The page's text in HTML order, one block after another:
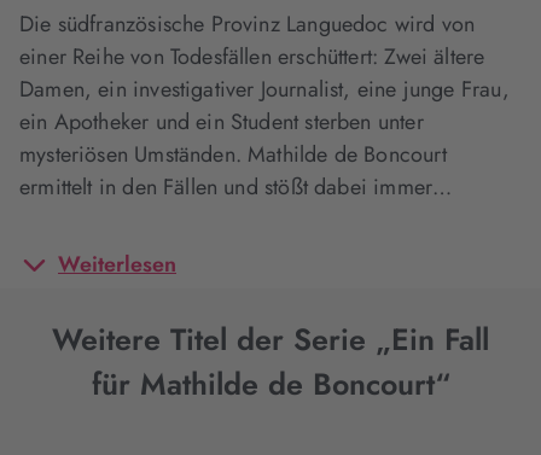
Die südfranzösische Provinz Languedoc wird von
einer Reihe von Todesfällen erschüttert: Zwei ältere
Damen, ein investigativer Journalist, eine junge Frau,
ein Apotheker und ein Student sterben unter
mysteriösen Umständen. Mathilde de Boncourt
ermittelt in den Fällen und stößt dabei immer…
Weiterlesen
Weitere Titel der Serie „Ein Fall
für Mathilde de Boncourt“